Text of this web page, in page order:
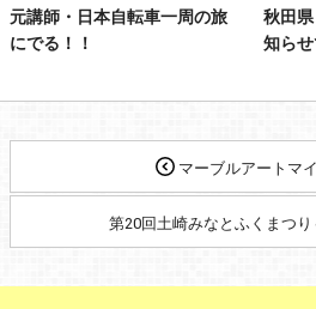
元講師・日本自転車一周の旅
にでる！！
秋田
知らせ
マーブルアートマ
第20回土崎みなとふくまつり